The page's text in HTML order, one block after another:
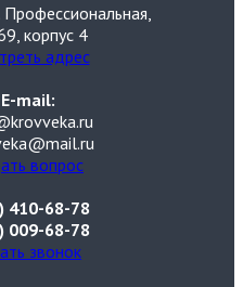
Профессиональная,
корпус 4
адрес
E-mail:
вопрос
410-68-78
009-68-78
звонок